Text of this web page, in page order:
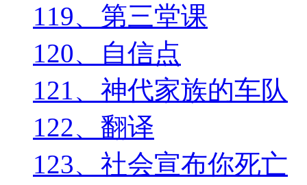
119、第三堂课
120、自信点
121、神代家族的车队
122、翻译
123、社会宣布你死亡